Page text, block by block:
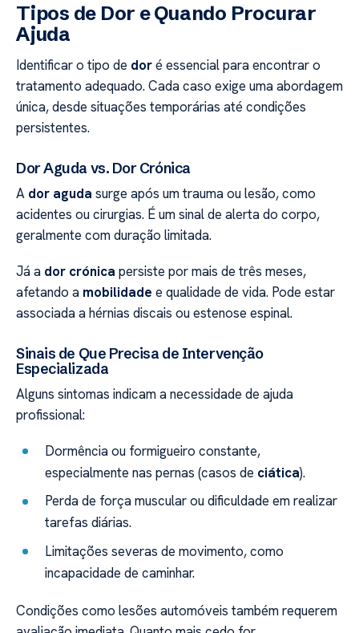
Tipos de Dor e Quando Procurar
Ajuda
Identificar o tipo de doré essencial para encontrar o
tratamento adequado. Cada caso exige uma abordagem
única, desde situações temporárias até condições
persistentes.
Dor Aguda vs. Dor Crónica
A dor aguda surge após um trauma ou lesão, como
acidentes ou cirurgias. É um sinal de alerta do corpo,
geralmente com duração limitada.
Já a dor crónica persiste por mais de três meses,
afetando a mobilidade e qualidade de vida. Pode estar
associada a hérnias discais ou estenose espinal.
Sinais de Que Precisa de Intervenção
Especializada
Alguns sintomas indicam a necessidade de ajuda
profissional:
Dormência ou formigueiro constante,
especialmente nas pernas (casos de ciática).
Perda de força muscular ou dificuldade em realizar
tarefas diárias.
Limitações severas de movimento, como
incapacidade de caminhar.
Condições como lesões automóveis também requerem